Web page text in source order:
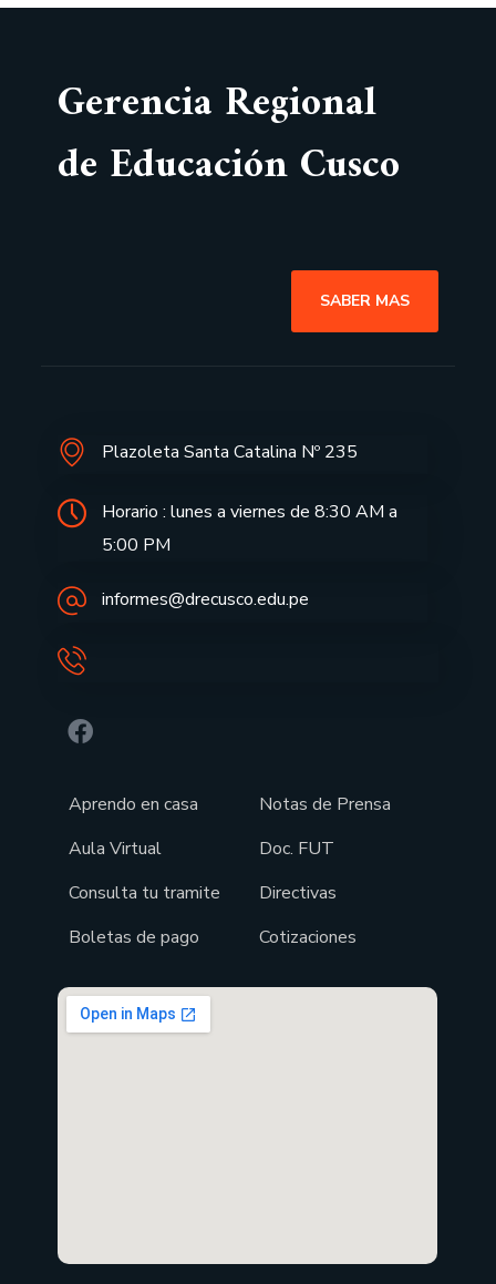
Gerencia Regional
de Educación Cusco
SABER MAS
Plazoleta Santa Catalina Nº 235
Horario : lunes a viernes de 8:30 AM a
5:00 PM
informes@drecusco.edu.pe
Aprendo en casa
Aula Virtual
Consulta tu tramite
Boletas de pago
Notas de Prensa
Doc. FUT
Directivas
Cotizaciones